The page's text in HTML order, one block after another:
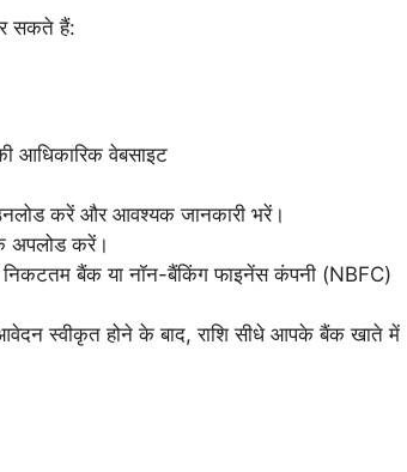
सकते हैं:
आधिकारिक वेबसाइट
करें और आवश्यक जानकारी भरें।
अपलोड करें।
बैंक या नॉन-बैंकिंग फाइनेंस कंपनी (NBFC)
स्वीकृत होने के बाद, राशि सीधे आपके बैंक खाते में